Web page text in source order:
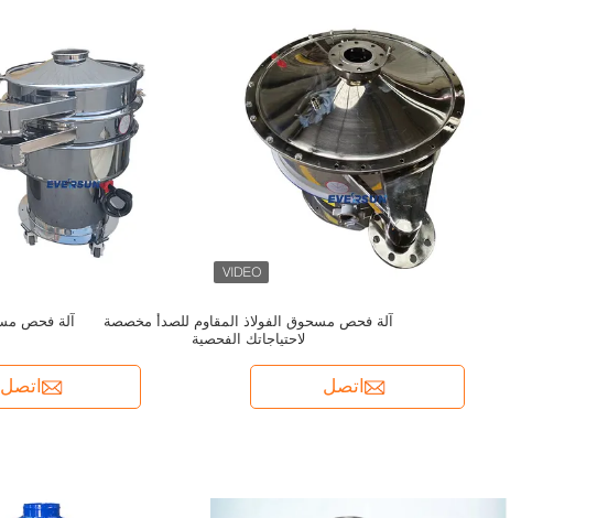
اتصل
آلة فحص مسحوق الفولاذ المقاوم للصدأ مخصصة
لاحتياجاتك الفحصية
اتصل